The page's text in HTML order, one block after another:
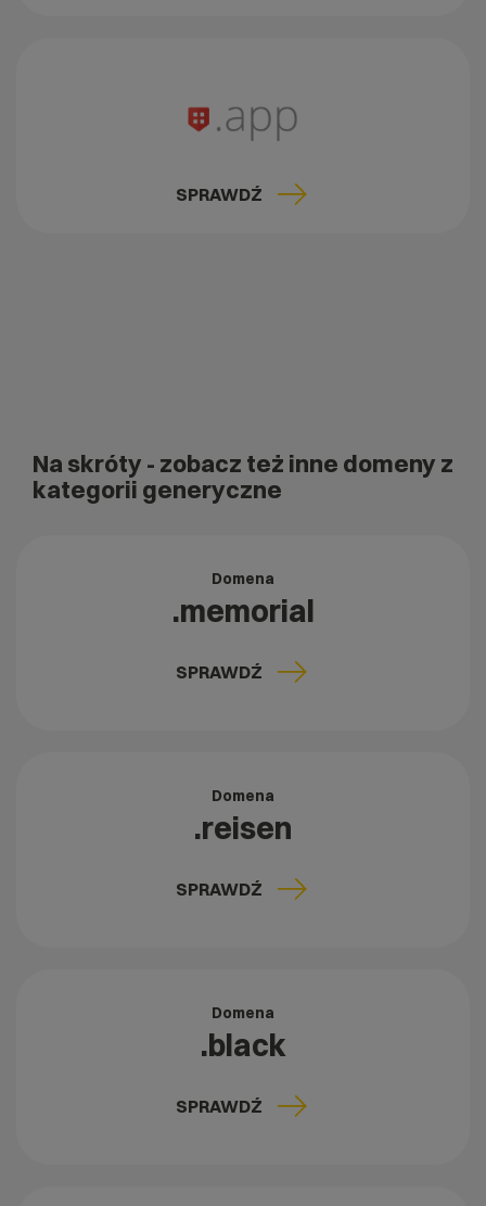
SPRAWDŹ
Na skróty - zobacz też inne domeny z
kategorii generyczne
Domena
.memorial
SPRAWDŹ
Domena
.reisen
SPRAWDŹ
Domena
.black
SPRAWDŹ